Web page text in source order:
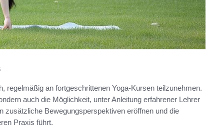
regelmäßig an fortgeschrittenen Yoga-Kursen teilzunehmen.
auch die Möglichkeit, unter Anleitung erfahrener Lehrer
zusätzliche Bewegungsperspektiven eröffnen und die
Praxis führt.